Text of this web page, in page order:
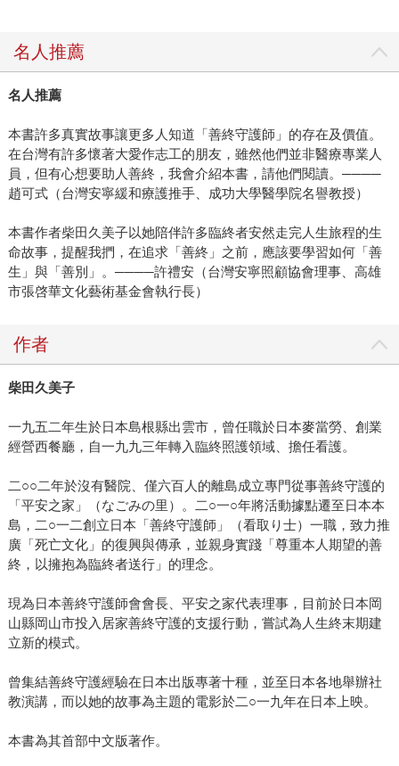
名人推薦
名人推薦
本書許多真實故事讓更多人知道「善終守護師」的存在及價值。
在台灣有許多懷著大愛作志工的朋友，雖然他們並非醫療專業人
員，但有心想要助人善終，我會介紹本書，請他們閱讀。────
趙可式（台灣安寧緩和療護推手、成功大學醫學院名譽教授）
本書作者柴田久美子以她陪伴許多臨終者安然走完人生旅程的生
命故事，提醒我捫，在追求「善終」之前，應該要學習如何「善
生」與「善別」。────許禮安（台灣安寧照顧協會理事、高雄
市張啓華文化藝術基金會執行長）
作者
柴田久美子
一九五二年生於日本島根縣出雲市，曾任職於日本麥當勞、創業
經營西餐廳，自一九九三年轉入臨終照護領域、擔任看護。
二○○二年於沒有醫院、僅六百人的離島成立專門從事善終守護的
「平安之家」（なごみの里）。二○一○年將活動據點遷至日本本
島，二○一二創立日本「善終守護師」（看取り士）一職，致力推
廣「死亡文化」的復興與傳承，並親身實踐「尊重本人期望的善
終，以擁抱為臨終者送行」的理念。
現為日本善終守護師會會長、平安之家代表理事，目前於日本岡
山縣岡山市投入居家善終守護的支援行動，嘗試為人生終末期建
立新的模式。
曾集結善終守護經驗在日本出版專著十種，並至日本各地舉辦社
教演講，而以她的故事為主題的電影於二○一九年在日本上映。
本書為其首部中文版著作。